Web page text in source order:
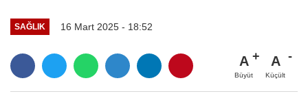
SAĞLIK 16 Mart 2025 - 18:52
A
Büyüt
A
Küçült